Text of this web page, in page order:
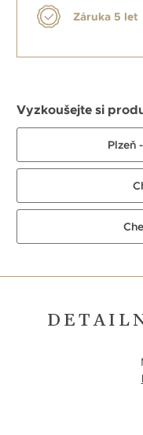
Záruka 5 let
Vyzkoušejte si
Plzeň